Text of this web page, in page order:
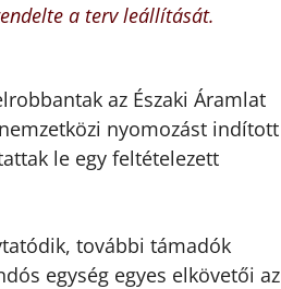
a terv leállítását.
az Északi Áramlat
nyomozást indított
le egy feltételezett
további támadók
egység egyes elkövetői az